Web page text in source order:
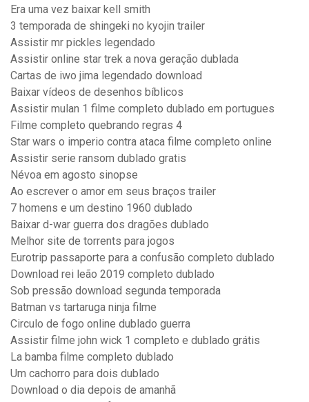
Era uma vez baixar kell smith
3 temporada de shingeki no kyojin trailer
Assistir mr pickles legendado
Assistir online star trek a nova geração dublada
Cartas de iwo jima legendado download
Baixar vídeos de desenhos bíblicos
Assistir mulan 1 filme completo dublado em portugues
Filme completo quebrando regras 4
Star wars o imperio contra ataca filme completo online
Assistir serie ransom dublado gratis
Névoa em agosto sinopse
Ao escrever o amor em seus braços trailer
7 homens e um destino 1960 dublado
Baixar d-war guerra dos dragões dublado
Melhor site de torrents para jogos
Eurotrip passaporte para a confusão completo dublado
Download rei leão 2019 completo dublado
Sob pressão download segunda temporada
Batman vs tartaruga ninja filme
Circulo de fogo online dublado guerra
Assistir filme john wick 1 completo e dublado grátis
La bamba filme completo dublado
Um cachorro para dois dublado
Download o dia depois de amanhã